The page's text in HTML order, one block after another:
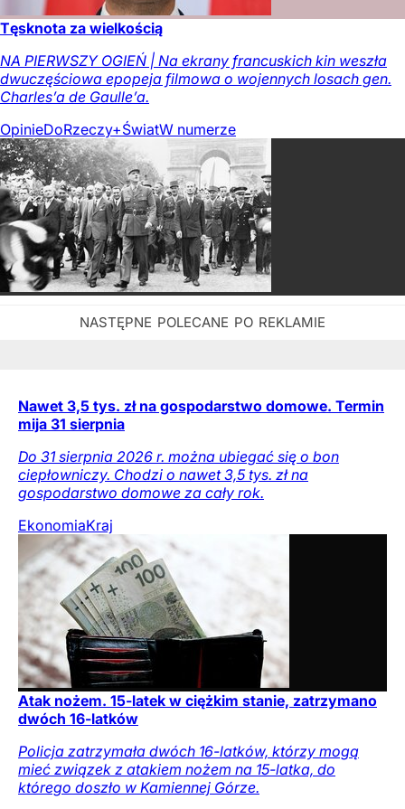
Tęsknota za wielkością
NA PIERWSZY OGIEŃ | Na ekrany francuskich kin weszła
dwuczęściowa epopeja filmowa o wojennych losach gen.
Charles’a de Gaulle’a.
OpinieDoRzeczy+ŚwiatW numerze
Nawet 3,5 tys. zł na gospodarstwo domowe. Termin
mija 31 sierpnia
Do 31 sierpnia 2026 r. można ubiegać się o bon
ciepłowniczy. Chodzi o nawet 3,5 tys. zł na
gospodarstwo domowe za cały rok.
EkonomiaKraj
Atak nożem. 15-latek w ciężkim stanie, zatrzymano
dwóch 16-latków
Policja zatrzymała dwóch 16-latków, którzy mogą
mieć związek z atakiem nożem na 15-latka, do
którego doszło w Kamiennej Górze.